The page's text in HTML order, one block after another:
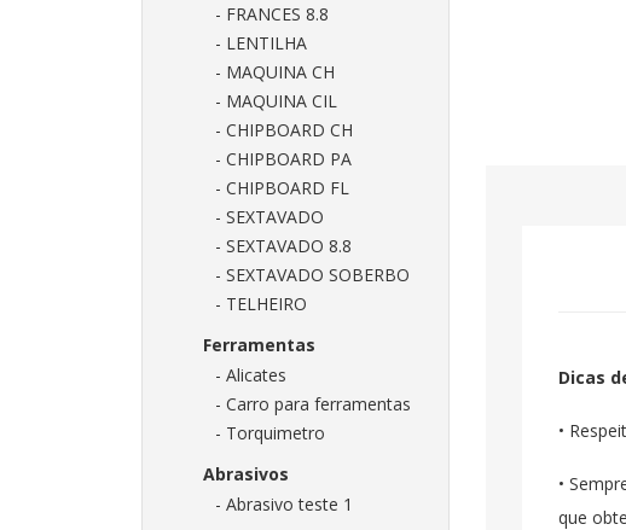
- FRANCES 8.8
- LENTILHA
- MAQUINA CH
- MAQUINA CIL
- CHIPBOARD CH
- CHIPBOARD PA
- CHIPBOARD FL
- SEXTAVADO
- SEXTAVADO 8.8
- SEXTAVADO SOBERBO
- TELHEIRO
Ferramentas
- Alicates
- Carro para ferramentas
- Torquimetro
Abrasivos
- Abrasivo teste 1
Dicas
•
•
que